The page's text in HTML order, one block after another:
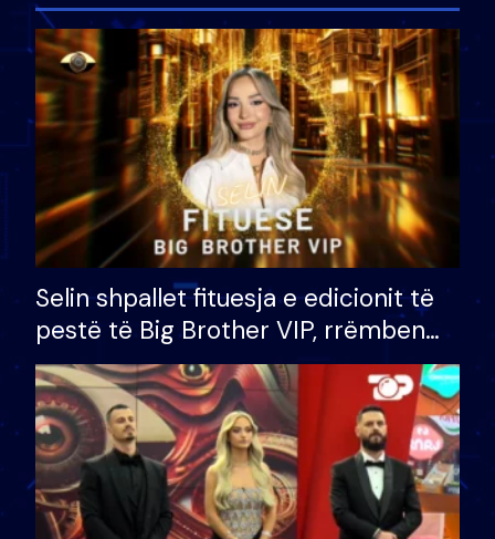
Selin shpallet fituesja e edicionit të
pestë të Big Brother VIP, rrëmben
çmimin e madh prej 100 mijë eurosh